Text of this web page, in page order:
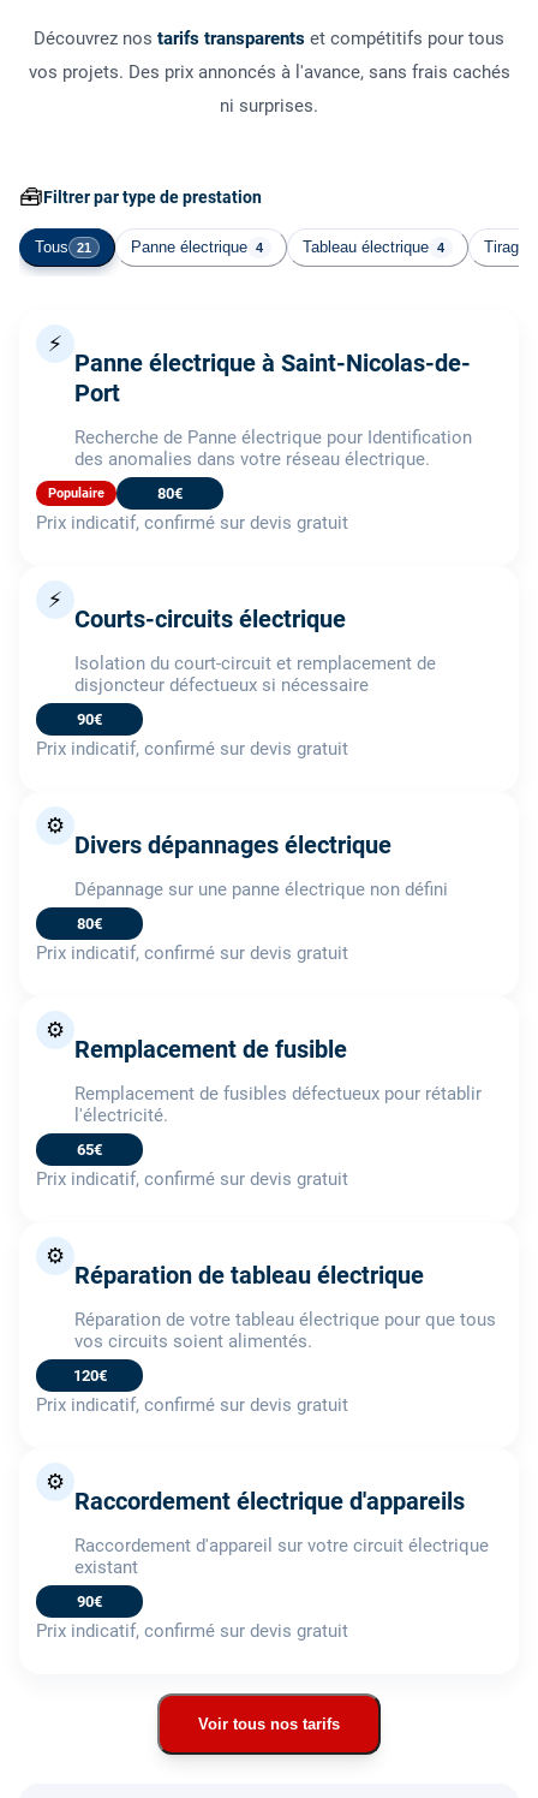
Découvrez nos tarifs transparents et compétitifs pour tous
vos projets. Des prix annoncés à l'avance, sans frais cachés
ni surprises.
🧰Filtrer par type de prestation
Tous 21 Panne électrique 4 Tableau électrique 4 Tirage
⚡
Panne électrique à Saint-Nicolas-de-
Port
Recherche de Panne électrique pour Identification
des anomalies dans votre réseau électrique.
Populaire 80€
Prix indicatif, confirmé sur devis gratuit
⚡
Courts-circuits électrique
Isolation du court-circuit et remplacement de
disjoncteur défectueux si nécessaire
90€
Prix indicatif, confirmé sur devis gratuit
⚙️
Divers dépannages électrique
Dépannage sur une panne électrique non défini
80€
Prix indicatif, confirmé sur devis gratuit
⚙️
Remplacement de fusible
Remplacement de fusibles défectueux pour rétablir
l'électricité.
65€
Prix indicatif, confirmé sur devis gratuit
⚙️
Réparation de tableau électrique
Réparation de votre tableau électrique pour que tous
vos circuits soient alimentés.
120€
Prix indicatif, confirmé sur devis gratuit
⚙️
Raccordement électrique d'appareils
Raccordement d'appareil sur votre circuit électrique
existant
90€
Prix indicatif, confirmé sur devis gratuit
Voir tous nos tarifs